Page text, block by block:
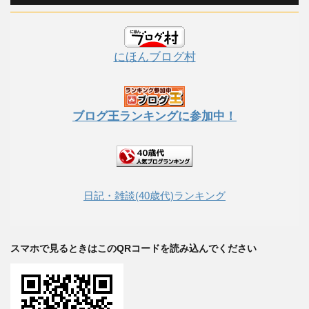
にほんブログ村
ブログ王ランキングに参加中！
日記・雑談(40歳代)ランキング
スマホで見るときはこのQRコードを読み込んでください